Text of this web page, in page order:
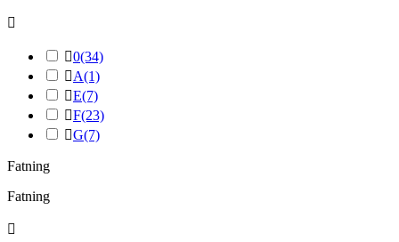

0(34)
A(1)
E(7)
F(23)
G(7)
Fatning
Fatning
